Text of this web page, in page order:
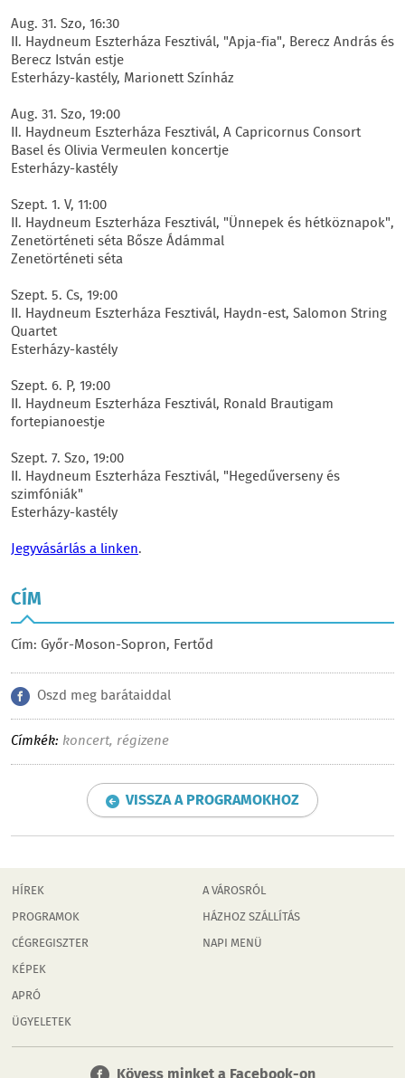
Aug. 31. Szo, 16:30
II. Haydneum Eszterháza Fesztivál, "Apja-fia", Berecz András és
Berecz István estje
Esterházy-kastély, Marionett Színház
Aug. 31. Szo, 19:00
II. Haydneum Eszterháza Fesztivál, A Capricornus Consort
Basel és Olivia Vermeulen koncertje
Esterházy-kastély
Szept. 1. V, 11:00
II. Haydneum Eszterháza Fesztivál, "Ünnepek és hétköznapok",
Zenetörténeti séta Bősze Ádámmal
Zenetörténeti séta
Szept. 5. Cs, 19:00
II. Haydneum Eszterháza Fesztivál, Haydn-est, Salomon String
Quartet
Esterházy-kastély
Szept. 6. P, 19:00
II. Haydneum Eszterháza Fesztivál, Ronald Brautigam
fortepianoestje
Szept. 7. Szo, 19:00
II. Haydneum Eszterháza Fesztivál, "Hegedűverseny és
szimfóniák"
Esterházy-kastély
Jegyvásárlás a linken.
CÍM
Cím: Győr-Moson-Sopron, Fertőd
Oszd meg barátaiddal
Címkék: koncert, régizene
VISSZA A PROGRAMOKHOZ
HÍREK
PROGRAMOK
CÉGREGISZTER
KÉPEK
APRÓ
ÜGYELETEK
A VÁROSRÓL
HÁZHOZ SZÁLLÍTÁS
NAPI MENÜ